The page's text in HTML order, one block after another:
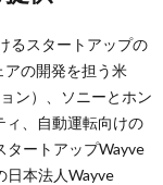
るスタートアップの
の開発を担う米
ン）、ソニーとホン
ィ、自動運転向けの
タートアップWayve
日本法人Wayve